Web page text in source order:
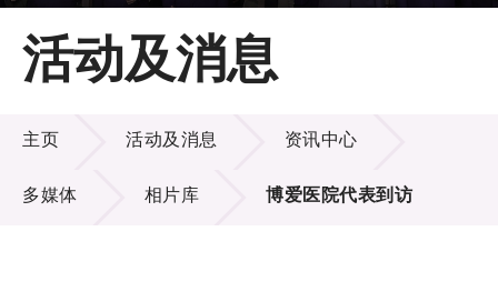
主页
关于LSCM
技术商品化
项目及资助计划
活动及消息
活动及消息
活动及消息
主页 活动及消息 资讯中心
多媒体 相片库 博爱医院代表到访